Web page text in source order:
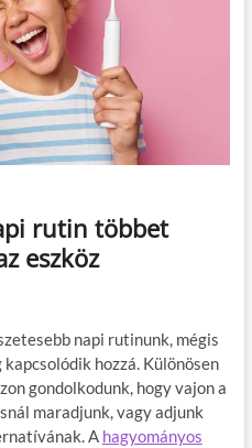
rutin többet
eszköz
napi rutinunk, mégis
hozzá. Különösen
gondolkodunk, hogy vajon a
maradjunk, vagy adjunk
A hagyományos